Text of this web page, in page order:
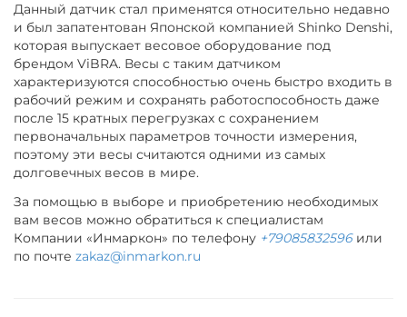
Данный датчик стал применятся относительно недавно
и был запатентован Японской компанией Shinko Denshi,
которая выпускает весовое оборудование под
брендом ViBRA. Весы с таким датчиком
характеризуются способностью очень быстро входить в
рабочий режим и сохранять работоспособность даже
после 15 кратных перегрузках с сохранением
первоначальных параметров точности измерения,
поэтому эти весы считаются одними из самых
долговечных весов в мире.
За помощью в выборе и приобретению необходимых
вам весов можно обратиться к специалистам
Компании «Инмаркон» по телефону +79085832596или
по почтеzakaz@inmarkon.ru